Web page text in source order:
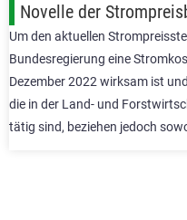
Novelle der
Um den aktuellen
Bundesregierung eine
Dezember 2022 wirksam ist
die in der Land- und
tätig sind, beziehen jedoch